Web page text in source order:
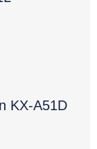
KX-A51D